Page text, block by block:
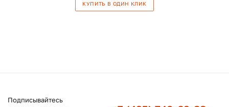
КУПИТЬ В ОДИН КЛИК
Подписывайтесь